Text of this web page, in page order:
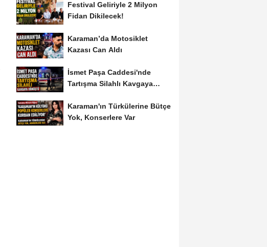
Festival Geliriyle 2 Milyon
Fidan Dikilecek!
Karaman’da Motosiklet
Kazası Can Aldı
İsmet Paşa Caddesi'nde
Tartışma Silahlı Kavgaya
Karaman'ın Türkülerine Bütçe
Yok, Konserlere Var